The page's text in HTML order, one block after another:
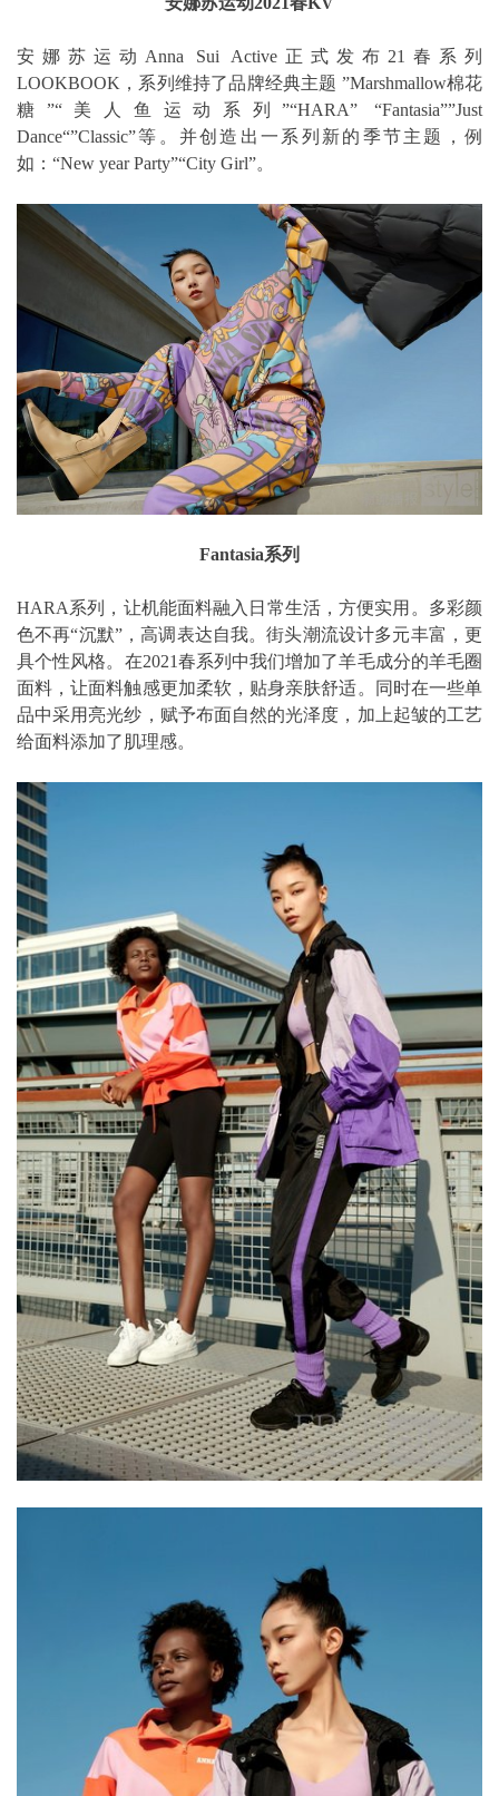
安娜苏运动Anna Sui Active正式发布21春系列
LOOKBOOK，系列维持了品牌经典主题 ”Marshmallow棉花
糖”“美人鱼运动系列”“HARA” “Fantasia””Just
Dance“”Classic”等。并创造出一系列新的季节主题，例
如：“New year Party”“City Girl”。
Fantasia系列
HARA系列，让机能面料融入日常生活，方便实用。多彩颜
色不再“沉默”，高调表达自我。街头潮流设计多元丰富，更
具个性风格。在2021春系列中我们增加了羊毛成分的羊毛圈
面料，让面料触感更加柔软，贴身亲肤舒适。同时在一些单
品中采用亮光纱，赋予布面自然的光泽度，加上起皱的工艺
给面料添加了肌理感。